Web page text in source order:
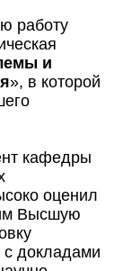
работу
и
», в которой
кафедры
оценил
Высшую
с докладами